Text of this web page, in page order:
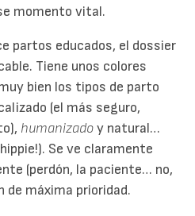
momento vital.
partos educados, el dossier
Tiene unos colores
bien los tipos de parto
(el más seguro,
humanizadoy natural…
Se ve claramente
(perdón, la paciente… no,
de máxima prioridad.